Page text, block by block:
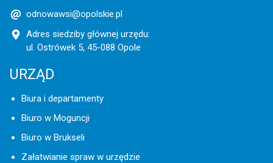
odnowawsi@opolskie.pl
Adres siedziby głównej urzędu:
ul. Ostrówek 5, 45-088 Opole
URZĄD
Biura i departamenty
Biuro w Moguncji
Biuro w Brukseli
Załatwianie spraw w urzędzie